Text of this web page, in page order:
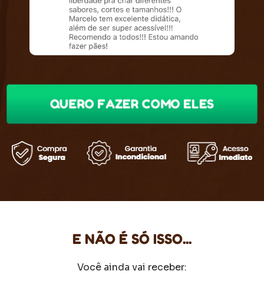
QUERO FAZER COMO ELES
E NÃO É SÓ ISSO...
Você ainda vai receber: